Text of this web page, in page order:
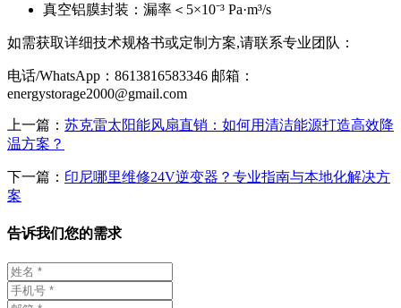
真空铝膜封装：漏率＜5×10⁻³ Pa·m³/s
如需获取详细技术规格书或定制方案,请联系专业团队：
电话/WhatsApp：8613816583346 邮箱：
energystorage2000@gmail.com
上一篇： 苏克雷太阳能风扇直销：如何用清洁能源打造高效降
温方案？
下一篇： 印尼哪里维修24V逆变器？专业指南与本地化解决方
案
告诉我们您的需求